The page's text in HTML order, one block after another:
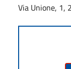
Via Unione, 1,